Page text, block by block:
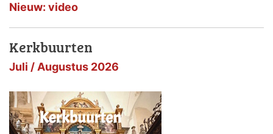
Nieuw: video
Kerkbuurten
Juli / Augustus 2026